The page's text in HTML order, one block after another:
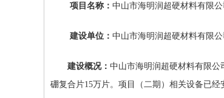
项目名称：中山市海明润超硬材料有限
建设单位：中山市海明润超硬材料有限公
建设概况： 中山市海明润超硬材料有限公
硼复合片15万片。项目 （二期 ） 相关设备已经